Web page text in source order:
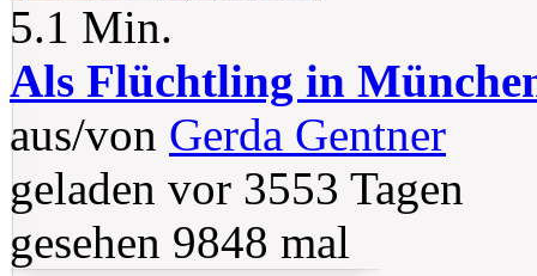
5.1 Min.
Als Flüchtling in
aus/von Gerda Gentner
geladen vor 3553 Tagen
gesehen 9848 mal